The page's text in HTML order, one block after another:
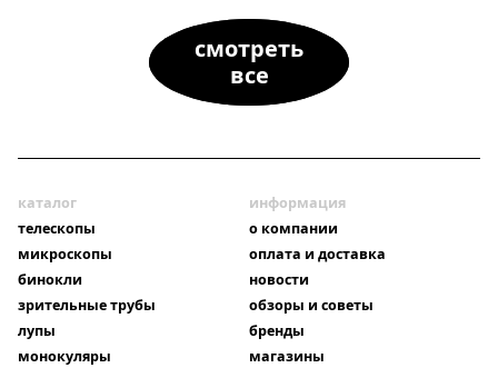
смотреть
все
каталог
телескопы
микроскопы
бинокли
зрительные трубы
лупы
монокуляры
информация
о компании
оплата и доставка
новости
обзоры и советы
бренды
магазины